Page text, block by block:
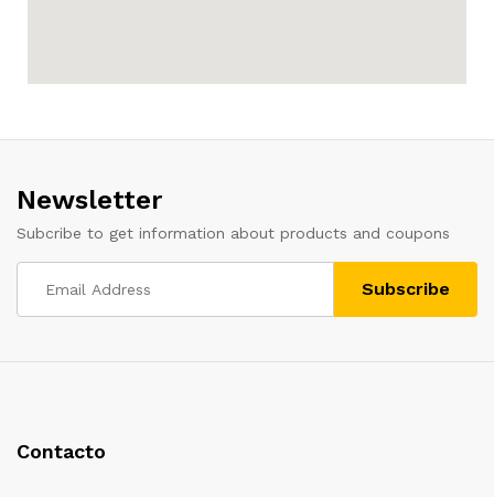
Newsletter
Subcribe to get information about products and coupons
Contacto